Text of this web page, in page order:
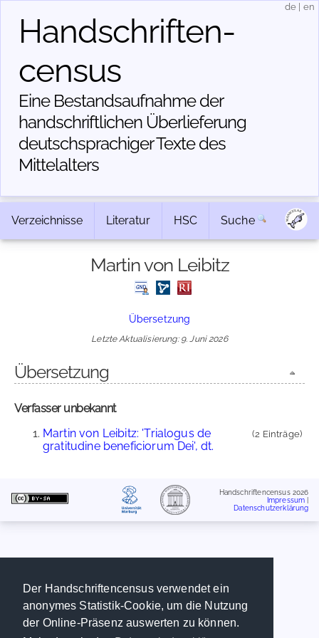
Der Handschriftencensus verwendet ein
anonymes Statistik-Cookie, um die Nutzung
der Online-Präsenz auswerten zu können.
Handschriften­
census
Eine Bestandsaufnahme der
handschriftlichen Über­lieferung
deutschsprachiger Texte des
Mittelalters
de en
Verzeichnisse Literatur HSC Suche
Martin von Leibitz
Übersetzung
Letzte Aktualisierung: 9. Juni 2026
Übersetzung
Verfasser unbekannt
Martin von Leibitz: 'Trialogus de
gratitudine beneficiorum Dei', dt.
(2 Einträge)
Handschriftencensus 2026
Impressum
Datenschutzerklärung